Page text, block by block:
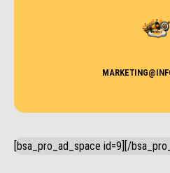
[bsa_pro_ad_space id=9][/